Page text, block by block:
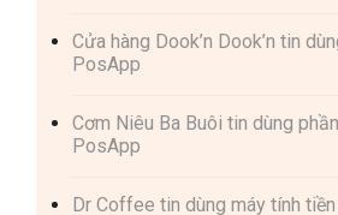
Cửa hàng Dook’n Dook’n tin
PosApp
Cơm Niêu Ba Buôi tin dùng
PosApp
Dr Coffee tin dùng máy tính